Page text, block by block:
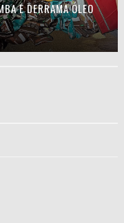
E DERRAMA ÓLEO